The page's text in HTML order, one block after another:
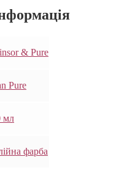
& Pure
Pure
мл
фарба